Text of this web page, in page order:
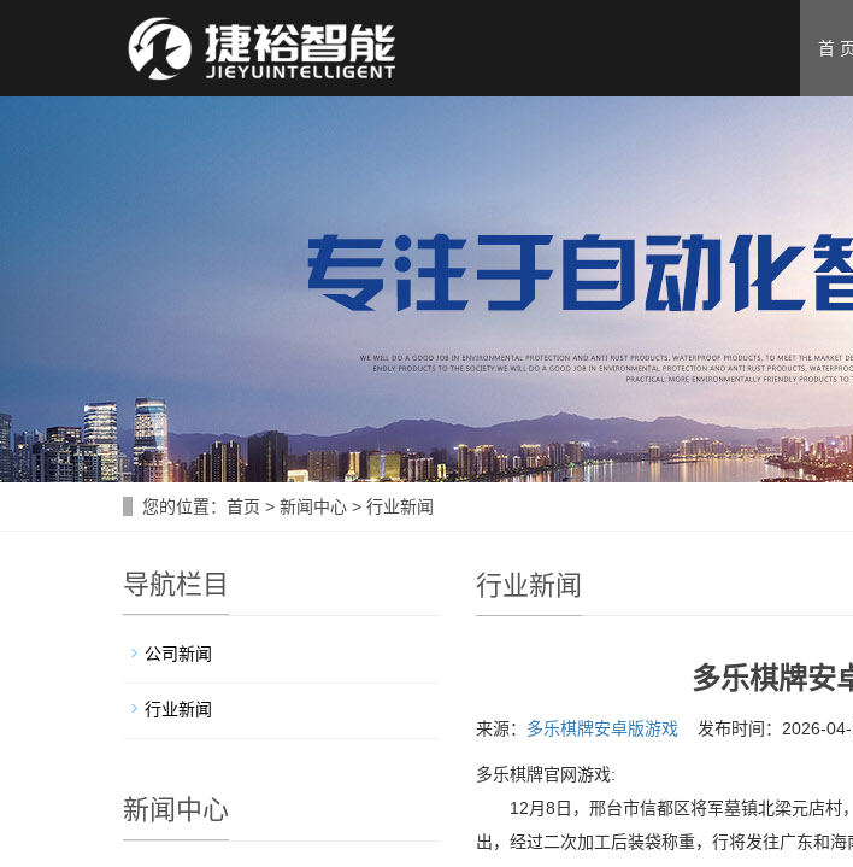
首
您的位置： 首页 > 新闻中心 > 行业新闻
行业新闻
多乐棋牌安
来源： 多乐棋牌安卓版游戏发布时间：2026-04-
多乐棋牌官网游戏:
12月8日，邢台市信都区将军墓镇北梁元店村
出，经过二次加工后装袋称重，行将发往广东和海
导航栏目
公司新闻
行业新闻
新闻中心